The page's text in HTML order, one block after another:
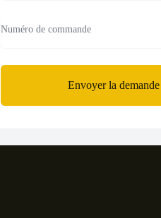
Envoyer la demande